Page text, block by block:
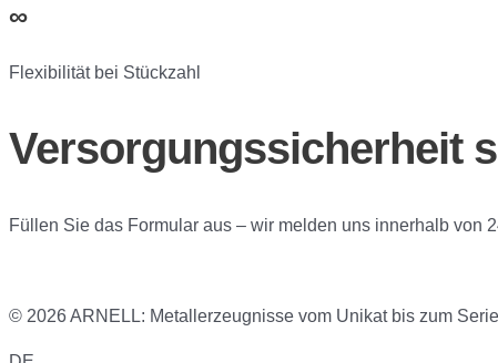
∞
Flexibilität bei Stückzahl
Versorgungssicherheit
Füllen Sie das Formular aus – wir melden uns innerhalb von
© 2026 ARNELL: Metallerzeugnisse vom Unikat bis zum